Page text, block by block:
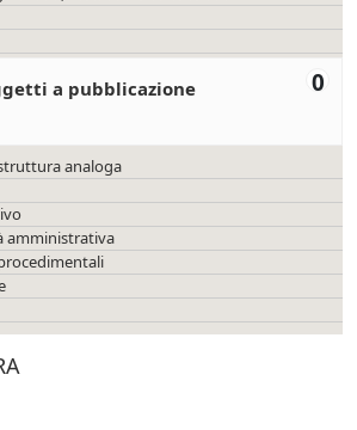
0
a pubblicazione
analoga
amministrativa